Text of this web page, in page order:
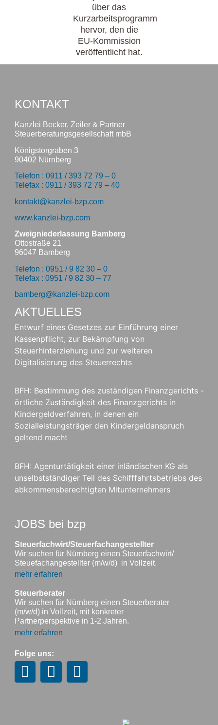
über das
Kurzarbeitsprogramm
hervor, den die
EU-Kommission
veröffentlicht hat.
KONTAKT
Kanzlei Becker, Zeiler & Partner
Steuerberatungsgesellschaft mbB
Königstorgraben 3
90402 Nürnberg
Telefon : 0911 / 393 72 79 – 0
Telefax : 0911 / 393 72 79 – 40
kontakt@kanzlei-bzp.com
www.kanzlei-bzp.com
Zweigniederlassung Bamberg
Ottostraße 21
96047 Bamberg
Telefon : 0951 / 9 82 30 – 0
Telefax : 0951 / 9 82 30 – 77
bamberg@kanzlei-bzp.com
AKTUELLES
Entwurf eines Gesetzes zur Einführung einer
Kassenpflicht, zur Bekämpfung von
Steuerhinterziehung und zur weiteren
Digitalisierung des Steuerrechts
BFH: Bestimmung des zuständigen Finanzgerichts -
örtliche Zuständigkeit des Finanzgerichts in
Kindergeldverfahren, in denen ein
Sozialleistungsträger den Kindergeldanspruch
geltend macht
BFH: Agenturtätigkeit einer inländischen KG als
unselbstständiger Teil des Schifffahrtsbetriebs des
abkommensberechtigten Mitunternehmers
JOBS bei bzp
Steuerfachwirt/Steuerfachangestellter
Wir suchen für Nürnberg einen Steuerfachwirt/
Steuefachangestellter (m/w/d) in Vollzeit.
mehr erfahren
Steuerberater
Wir suchen für Nürnberg einen Steuerberater
(m/w/d) in Vollzeit, mit konkreter
Partnerperspektive in 1-2 Jahren.
mehr erfahren
Folge uns: